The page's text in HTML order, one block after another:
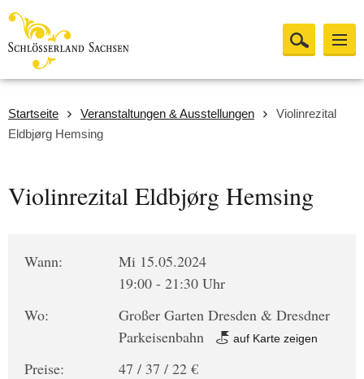
Startseite Veranstaltungen & Ausstellungen
Violinrezital
Eldbjørg Hemsing
Violinrezital Eldbjørg Hemsing
Wann:
Mi 15.05.2024
19:00 - 21:30 Uhr
Wo:
Großer Garten Dresden & Dresdner
Parkeisenbahn
auf Karte zeigen
Preise:
47 / 37 / 22 €